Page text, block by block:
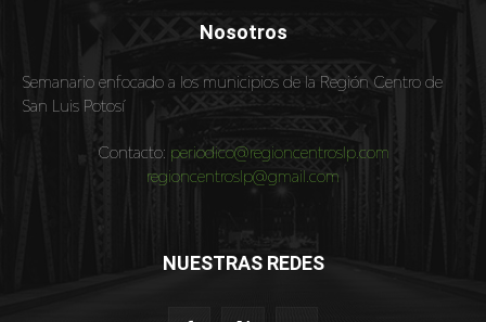
Nosotros
Semanario enfocado a los municipios de la Región Centro de
San Luis Potosí
Contacto: periodico@regioncentroslp.com
regioncentroslp@gmail.com
NUESTRAS REDES